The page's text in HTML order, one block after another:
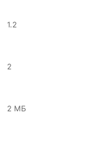
1.2
2
2 МБ